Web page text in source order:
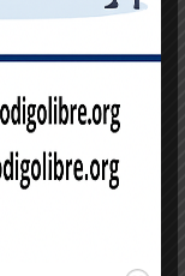
et
joueurs de
de
offrant